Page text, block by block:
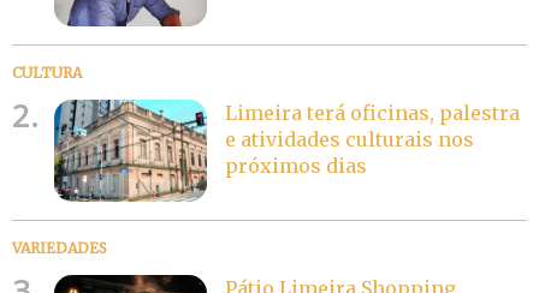
CULTURA
2.
Limeira terá oficinas, palestra
e atividades culturais nos
próximos dias
VARIEDADES
Pátio Limeira Shopping